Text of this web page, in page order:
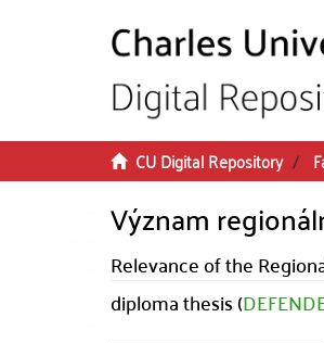
CU Digital Repository
Význam
Relevance of the
diploma thesis (